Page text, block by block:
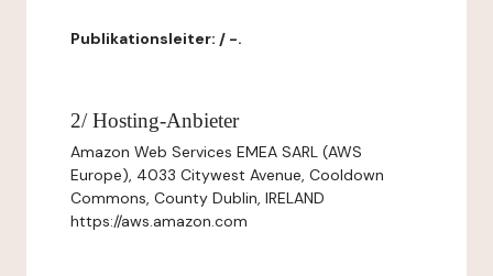
Publikationsleiter: / -.
2/ Hosting-Anbieter
Amazon Web Services EMEA SARL (AWS
Europe), 4033 Citywest Avenue, Cooldown
Commons, County Dublin, IRELAND
https://aws.amazon.com